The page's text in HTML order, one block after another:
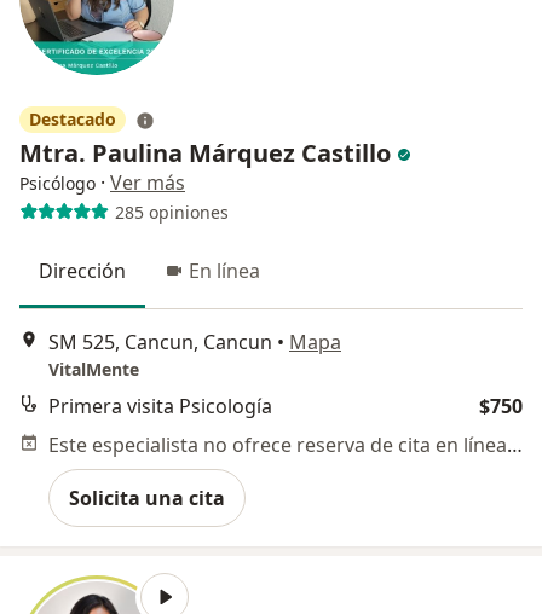
Destacado
Mtra. Paulina Márquez Castillo
Psicólogo · Ver más
285 opiniones
Dirección En línea
SM 525, Cancun, Cancun • Mapa
VitalMente
Primera visita Psicología
$750
Este especialista no ofrece reserva de cita en línea en esta dirección.
Solicita una cita